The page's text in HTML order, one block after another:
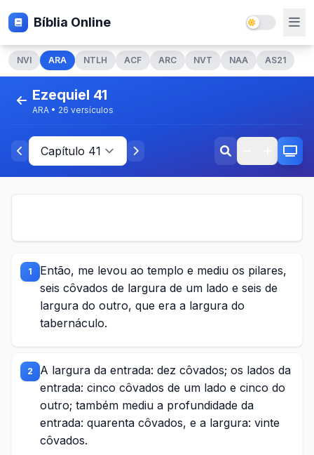
Bíblia Online
NVI ARA NTLH ACF ARC NVT NAA AS21
Ezequiel 41
ARA • 26 versículos
1
Então, me levou ao templo e mediu os pilares,
seis côvados de largura de um lado e seis de
largura do outro, que era a largura do
tabernáculo.
2
A largura da entrada: dez côvados; os lados da
entrada: cinco côvados de um lado e cinco do
outro; também mediu a profundidade da
entrada: quarenta côvados, e a largura: vinte
côvados.